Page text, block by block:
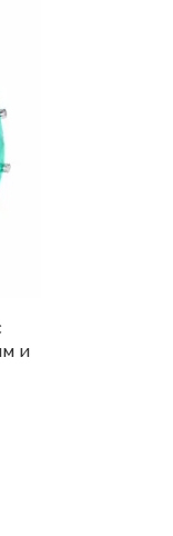
и